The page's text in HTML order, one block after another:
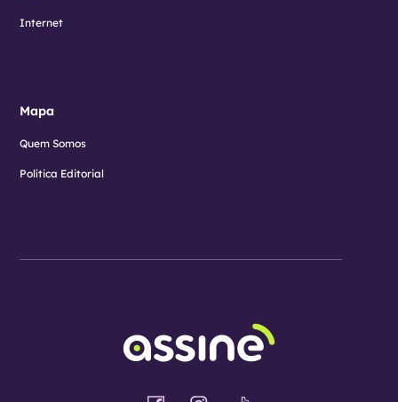
Internet
Mapa
Quem Somos
Política Editorial